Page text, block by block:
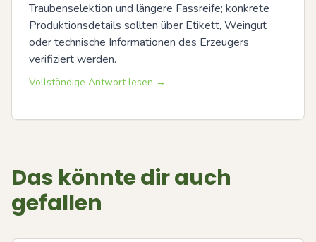
Traubenselektion und längere Fassreife; konkrete
Produktionsdetails sollten über Etikett, Weingut
oder technische Informationen des Erzeugers
verifiziert werden.
Vollständige Antwort lesen →
Das könnte dir auch
gefallen